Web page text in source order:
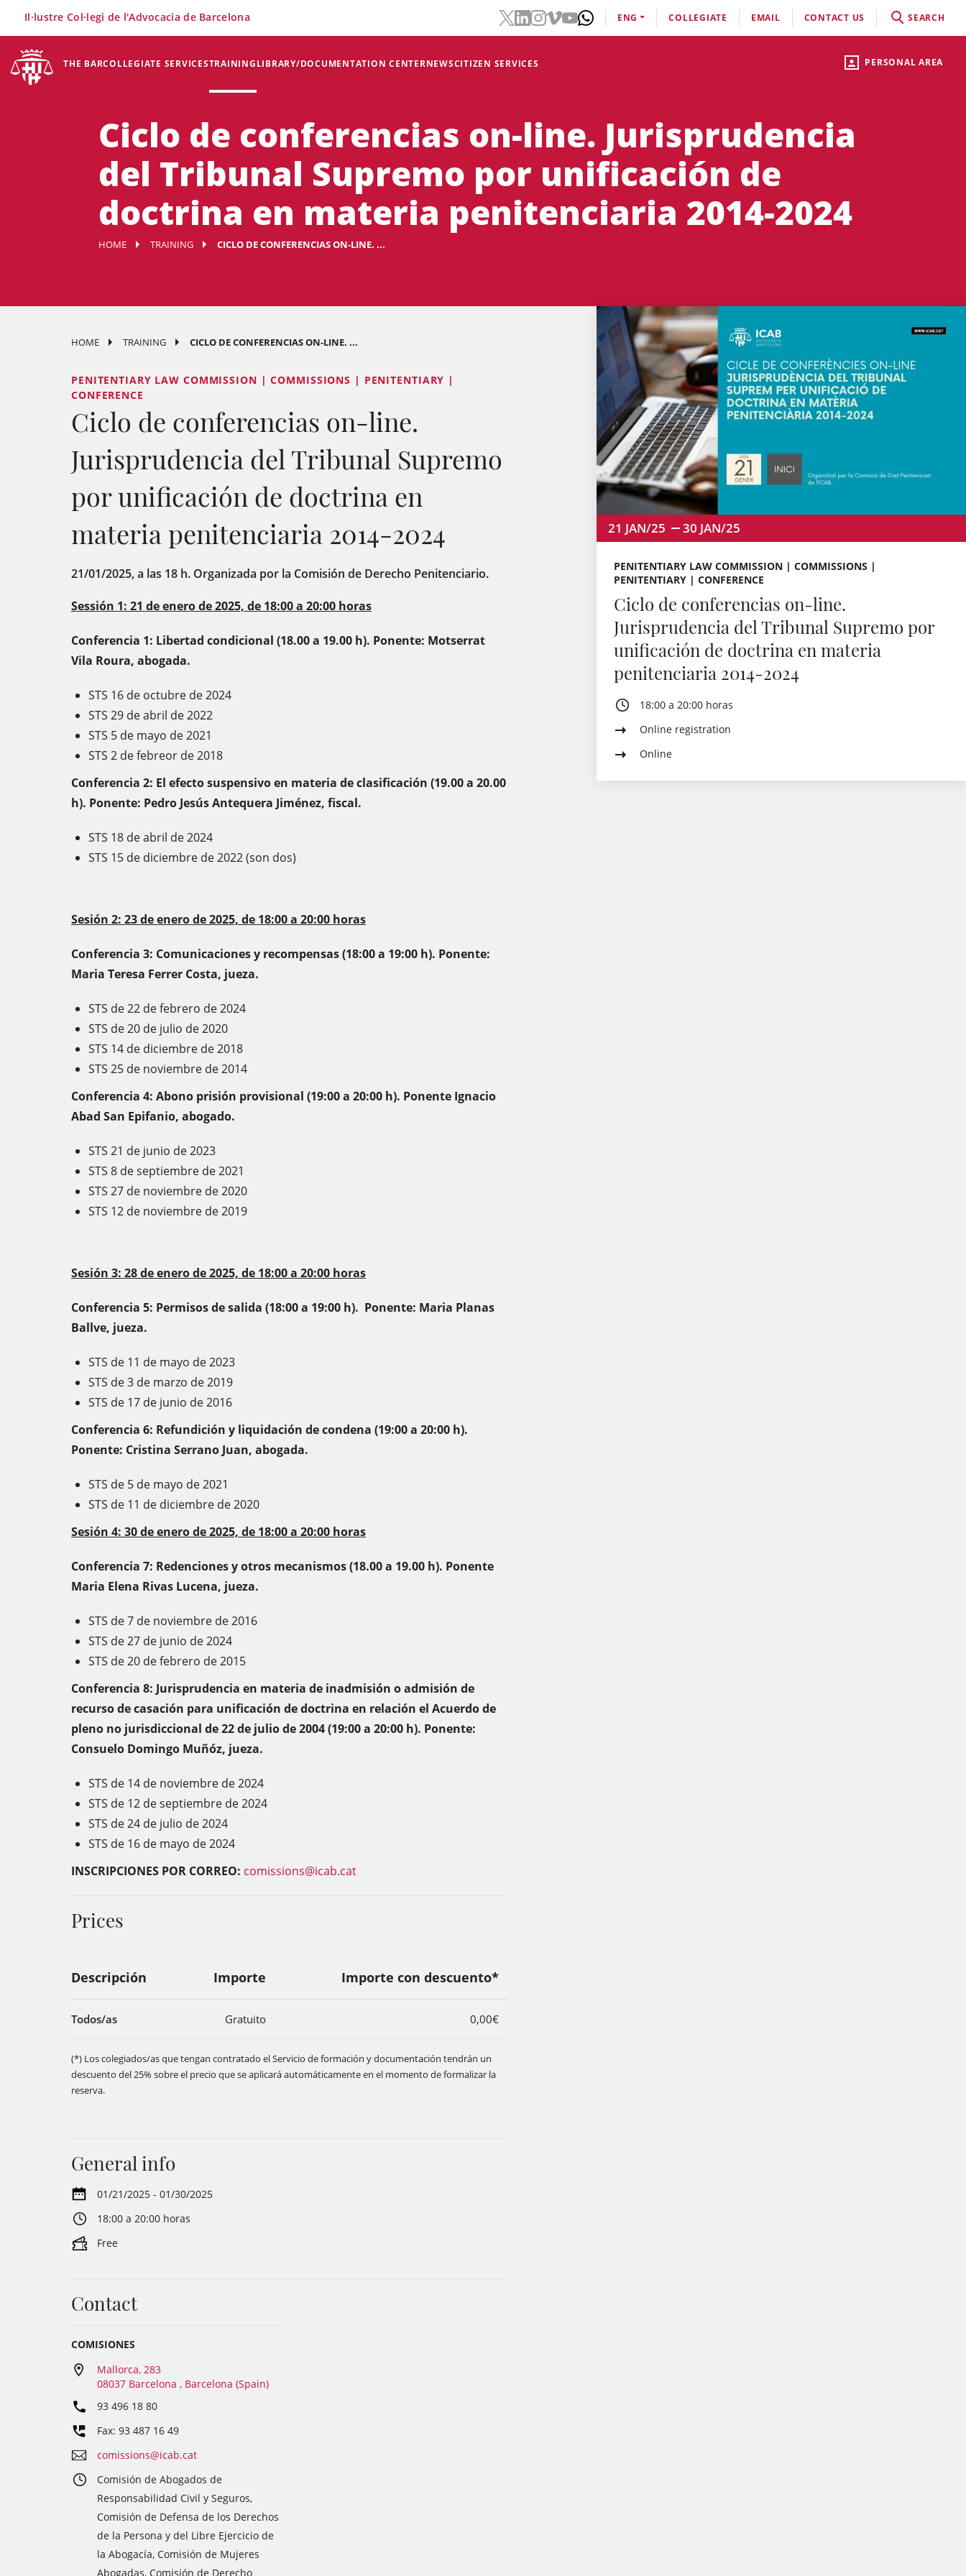
PERSONAL AREA
THE BARCOLLEGIATE SERVICESTRAININGLIBRARY/DOCUMENTATION CENTERNEWSCITIZEN SERVICES
Il·lustre Col·legi de l'Advocacia de Barcelona ENG COLLEGIATE EMAIL CONTACT US SEARCH
Ciclo de conferencias on-line. Jurisprudencia
del Tribunal Supremo por unificación de
doctrina en materia penitenciaria 2014-2024
HOME TRAINING CICLO DE CONFERENCIAS ON-LINE. ...
HOME TRAINING CICLO DE CONFERENCIAS ON-LINE. ...
PENITENTIARY LAW COMMISSION | COMMISSIONS | PENITENTIARY |
CONFERENCE
Ciclo de conferencias on-line.
Jurisprudencia del Tribunal Supremo
por unificación de doctrina en
materia penitenciaria 2014-2024
21/01/2025, a las 18 h. Organizada por la Comisión de Derecho Penitenciario.
Sessión 1: 21 de enero de 2025, de 18:00 a 20:00 horas
Conferencia 1: Libertad condicional (18.00 a 19.00 h). Ponente: Motserrat
Vila Roura, abogada.
STS 16 de octubre de 2024
STS 29 de abril de 2022
STS 5 de mayo de 2021
STS 2 de febreor de 2018
Conferencia 2: El efecto suspensivo en materia de clasificación (19.00 a 20.00
h). Ponente: Pedro Jesús Antequera Jiménez, fiscal.
STS 18 de abril de 2024
STS 15 de diciembre de 2022 (son dos)
Sesión 2: 23 de enero de 2025, de 18:00 a 20:00 horas
Conferencia 3: Comunicaciones y recompensas (18:00 a 19:00 h). Ponente:
Maria Teresa Ferrer Costa, jueza.
STS de 22 de febrero de 2024
STS de 20 de julio de 2020
STS 14 de diciembre de 2018
STS 25 de noviembre de 2014
Conferencia 4: Abono prisión provisional (19:00 a 20:00 h). Ponente Ignacio
Abad San Epifanio, abogado.
STS 21 de junio de 2023
STS 8 de septiembre de 2021
STS 27 de noviembre de 2020
STS 12 de noviembre de 2019
Sesión 3: 28 de enero de 2025, de 18:00 a 20:00 horas
Conferencia 5: Permisos de salida (18:00 a 19:00 h). Ponente: Maria Planas
Ballve, jueza.
STS de 11 de mayo de 2023
STS de 3 de marzo de 2019
STS de 17 de junio de 2016
Conferencia 6: Refundición y liquidación de condena (19:00 a 20:00 h).
Ponente: Cristina Serrano Juan, abogada.
STS de 5 de mayo de 2021
STS de 11 de diciembre de 2020
Sesión 4: 30 de enero de 2025, de 18:00 a 20:00 horas
Conferencia 7: Redenciones y otros mecanismos (18.00 a 19.00 h). Ponente
Maria Elena Rivas Lucena, jueza.
STS de 7 de noviembre de 2016
STS de 27 de junio de 2024
STS de 20 de febrero de 2015
Conferencia 8: Jurisprudencia en materia de inadmisión o admisión de
recurso de casación para unificación de doctrina en relación el Acuerdo de
pleno no jurisdiccional de 22 de julio de 2004 (19:00 a 20:00 h). Ponente:
Consuelo Domingo Muñóz, jueza.
STS de 14 de noviembre de 2024
STS de 12 de septiembre de 2024
STS de 24 de julio de 2024
STS de 16 de mayo de 2024
INSCRIPCIONES POR CORREO: comissions@icab.cat
Prices
Descripción Importe Importe con descuento*
Todos/as Gratuito 0,00€
(*) Los colegiados/as que tengan contratado el Servicio de formación y documentación tendrán un
descuento del 25% sobre el precio que se aplicará automáticamente en el momento de formalizar la
reserva.
21 JAN/25 30 JAN/25
PENITENTIARY LAW COMMISSION | COMMISSIONS |
PENITENTIARY | CONFERENCE
Ciclo de conferencias on-line.
Jurisprudencia del Tribunal Supremo por
unificación de doctrina en materia
penitenciaria 2014-2024
18:00 a 20:00 horas
Online registration
Online
General info
01/21/2025 - 01/30/2025
18:00 a 20:00 horas
Free
Contact
COMISIONES
Mallorca, 283
08037 Barcelona , Barcelona (Spain)
93 496 18 80
Fax: 93 487 16 49
comissions@icab.cat
Comisión de Abogados de
Responsabilidad Civil y Seguros,
Comisión de Defensa de los Derechos
de la Persona y del Libre Ejercicio de
la Abogacía, Comisión de Mujeres
Abogadas, Comisión de Derecho